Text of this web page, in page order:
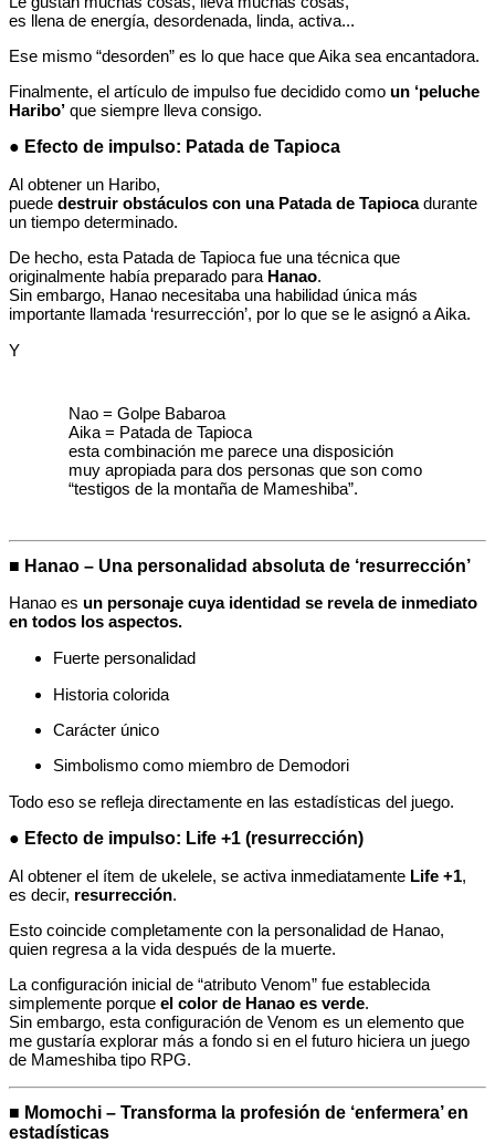
es llena de energía, desordenada, linda, activa...
Ese mismo “desorden” es lo que hace que Aika sea encantadora.
Finalmente, el artículo de impulso fue decidido como un ‘peluche
Haribo’ que siempre lleva consigo.
● Efecto de impulso: Patada de Tapioca
Al obtener un Haribo,
puede destruir obstáculos con una Patada de Tapiocadurante
un tiempo determinado.
De hecho, esta Patada de Tapioca fue una técnica que
originalmente había preparado para Hanao.
Sin embargo, Hanao necesitaba una habilidad única más
importante llamada ‘resurrección’, por lo que se le asignó a Aika.
Y
Nao = Golpe Babaroa
Aika = Patada de Tapioca
esta combinación me parece una disposición
muy apropiada para dos personas que son como
“testigos de la montaña de Mameshiba”.
■ Hanao – Una personalidad absoluta de ‘resurrección’
Hanao es un personaje cuya identidad se revela de inmediato
en todos los aspectos.
Fuerte personalidad
Historia colorida
Carácter único
Simbolismo como miembro de Demodori
Todo eso se refleja directamente en las estadísticas del juego.
● Efecto de impulso: Life +1 (resurrección)
Al obtener el ítem de ukelele, se activa inmediatamente Life +1,
es decir, resurrección.
Esto coincide completamente con la personalidad de Hanao,
quien regresa a la vida después de la muerte.
La configuración inicial de “atributo Venom” fue establecida
simplemente porque el color de Hanao es verde.
Sin embargo, esta configuración de Venom es un elemento que
me gustaría explorar más a fondo si en el futuro hiciera un juego
de Mameshiba tipo RPG.
■ Momochi – Transforma la profesión de ‘enfermera’ en
estadísticas